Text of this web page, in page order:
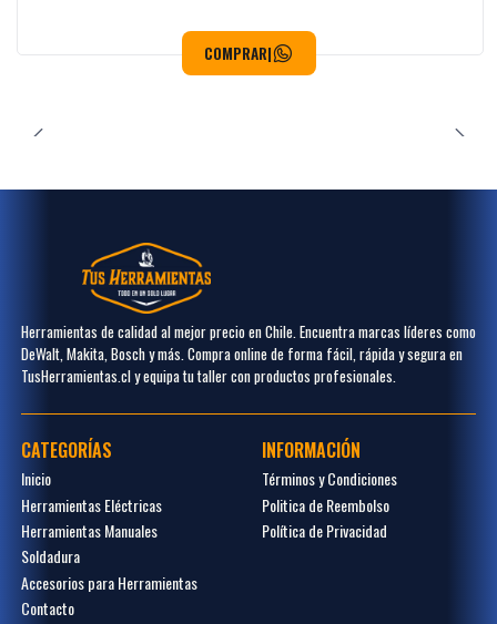
COMPRAR|
Herramientas de calidad al mejor precio en Chile. Encuentra marcas líderes como
DeWalt, Makita, Bosch y más. Compra online de forma fácil, rápida y segura en
TusHerramientas.cl y equipa tu taller con productos profesionales.
CATEGORÍAS
Inicio
Herramientas Eléctricas
Herramientas Manuales
Soldadura
Accesorios para Herramientas
Contacto
INFORMACIÓN
Términos y Condiciones
Politica de Reembolso
Política de Privacidad